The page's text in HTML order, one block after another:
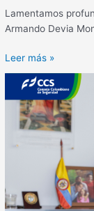
Lamentamos
Armando Devia
Leer más »
Liderar
cuidar:
la
seguridad